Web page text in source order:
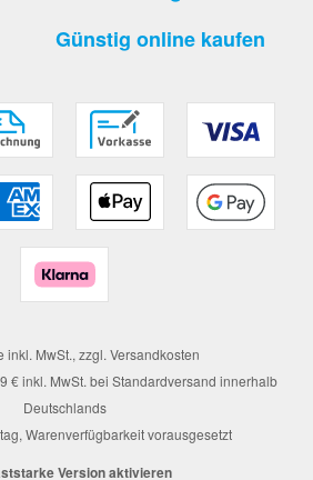
Günstig online kaufen
inkl. MwSt., zzgl. Versandkosten
€ inkl. MwSt. bei Standardversand innerhalb
Deutschlands
Warenverfügbarkeit vorausgesetzt
Version aktivieren